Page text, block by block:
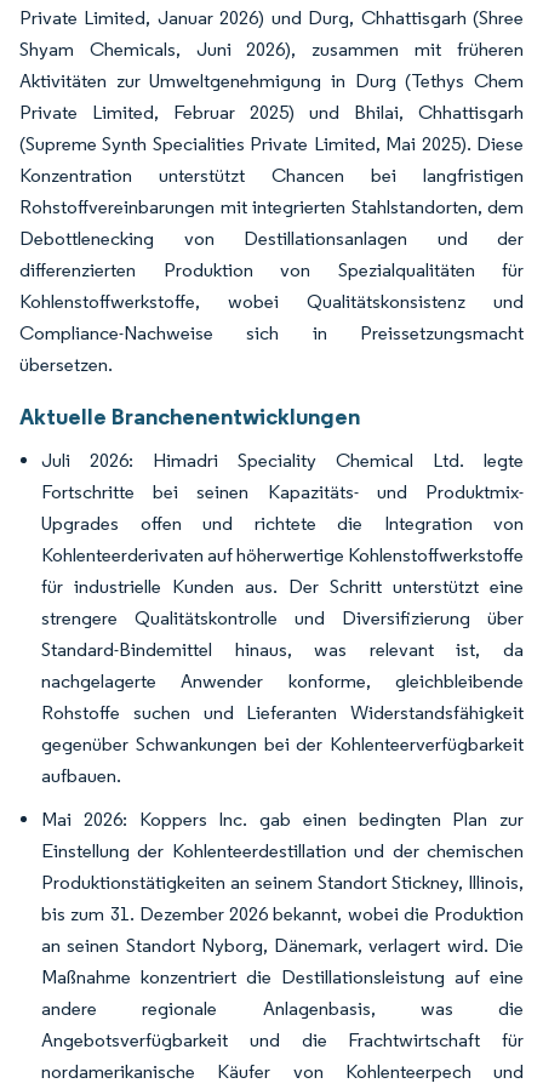
Private Limited, Januar 2026) und Durg, Chhattisgarh (Shree
Shyam Chemicals, Juni 2026), zusammen mit früheren
Aktivitäten zur Umweltgenehmigung in Durg (Tethys Chem
Private Limited, Februar 2025) und Bhilai, Chhattisgarh
(Supreme Synth Specialities Private Limited, Mai 2025). Diese
Konzentration unterstützt Chancen bei langfristigen
Rohstoffvereinbarungen mit integrierten Stahlstandorten, dem
Debottlenecking von Destillationsanlagen und der
differenzierten Produktion von Spezialqualitäten für
Kohlenstoffwerkstoffe, wobei Qualitätskonsistenz und
Compliance-Nachweise sich in Preissetzungsmacht
übersetzen.
Aktuelle Branchenentwicklungen
Juli 2026: Himadri Speciality Chemical Ltd. legte
Fortschritte bei seinen Kapazitäts- und Produktmix-
Upgrades offen und richtete die Integration von
Kohlenteerderivaten auf höherwertige Kohlenstoffwerkstoffe
für industrielle Kunden aus. Der Schritt unterstützt eine
strengere Qualitätskontrolle und Diversifizierung über
Standard-Bindemittel hinaus, was relevant ist, da
nachgelagerte Anwender konforme, gleichbleibende
Rohstoffe suchen und Lieferanten Widerstandsfähigkeit
gegenüber Schwankungen bei der Kohlenteerverfügbarkeit
aufbauen.
Mai 2026: Koppers Inc. gab einen bedingten Plan zur
Einstellung der Kohlenteerdestillation und der chemischen
Produktionstätigkeiten an seinem Standort Stickney, Illinois,
bis zum 31. Dezember 2026 bekannt, wobei die Produktion
an seinen Standort Nyborg, Dänemark, verlagert wird. Die
Maßnahme konzentriert die Destillationsleistung auf eine
andere regionale Anlagenbasis, was die
Angebotsverfügbarkeit und die Frachtwirtschaft für
nordamerikanische Käufer von Kohlenteerpech und